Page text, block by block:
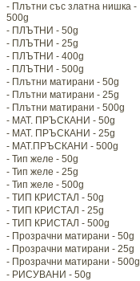
- Плътни със златна нишка -
500g
- ПЛЪТНИ - 50g
- ПЛЪТНИ - 25g
- ПЛЪТНИ - 400g
- ПЛЪТНИ - 500g
- Плътни матирани - 50g
- Плътни матирани - 25g
- Плътни матирани - 500g
- МАТ. ПРЪСКАНИ - 50g
- МАТ. ПРЪСКАНИ - 25g
- МАТ.ПРЪСКАНИ - 500g
- Тип желе - 50g
- Тип желе - 25g
- Тип желе - 500g
- ТИП КРИСТАЛ - 50g
- ТИП КРИСТАЛ - 25g
- ТИП КРИСТАЛ - 500g
- Прозрачни матирани - 50g
- Прозрачни матирани - 25g
- Прозрачни матирани - 500g
- РИСУВАНИ - 50g